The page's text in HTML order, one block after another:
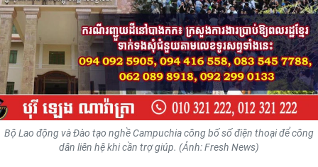
Y TẾ
KHOA HỌC - CÔNG NGHỆ
MÔI TRƯỜNG
BẠN ĐỌC
Bộ Lao động và Đào tạo nghề Campuchia công bố số điện thoại để công
dân liên hệ khi cần trợ giúp. (Ảnh: Fresh News)